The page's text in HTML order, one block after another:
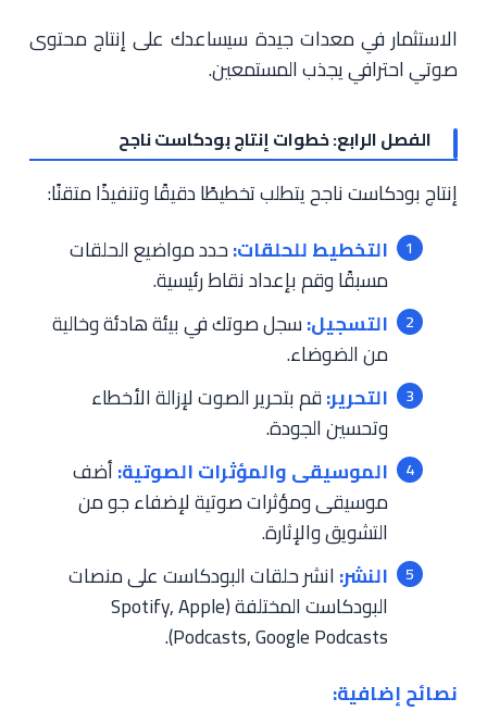
الاستثمار في معدات جيدة سيساعدك على إنتاج محتوى
صوتي احترافي يجذب المستمعين.
الفصل الرابع: خطوات إنتاج بودكاست ناجح
إنتاج بودكاست ناجح يتطلب تخطيطًا دقيقًا وتنفيذًا متقنًا:
التخطيط للحلقات:حدد مواضيع الحلقات
مسبقًا وقم بإعداد نقاط رئيسية.
التسجيل:سجل صوتك في بيئة هادئة وخالية
من الضوضاء.
التحرير:قم بتحرير الصوت لإزالة الأخطاء
وتحسين الجودة.
الموسيقى والمؤثرات الصوتية:أضف
موسيقى ومؤثرات صوتية لإضفاء جو من
التشويق والإثارة.
النشر: انشر حلقات البودكاست على منصات
البودكاست المختلفة (Spotify, Apple
Podcasts, Google Podcasts).
نصائح إضافية: